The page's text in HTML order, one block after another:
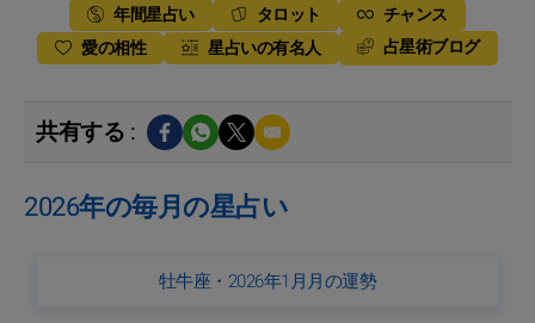
年間星占い
タロット
チャンス
愛の相性
星占いの有名人 占星術ブログ
共有する :
2026年の毎月の星占い
牡牛座・2026年1月月の運勢